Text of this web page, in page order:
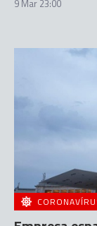
9 Mar 23:00